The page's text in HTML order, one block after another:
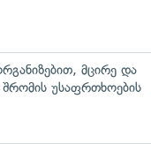
მცირე და
შრომის უსაფრთხოების